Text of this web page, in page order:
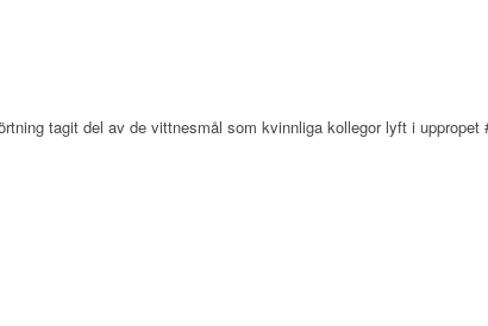
tagit del av de vittnesmål som kvinnliga kollegor lyft i